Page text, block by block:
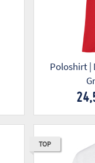
Poloshirt |
TOP